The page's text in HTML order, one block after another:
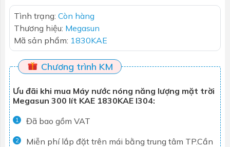
Tình trạng: Còn hàng
Thương hiệu: Megasun
Mã sản phẩm: 1830KAE
Chương trình KM
Ưu đãi khi mua Máy nước nóng năng lượng mặt trời
Megasun 300 lít KAE 1830KAE I304:
1 Đã bao gồm VAT
2
Miễn phí lắp đặt trên mái bằng trung tâm TP.Cần